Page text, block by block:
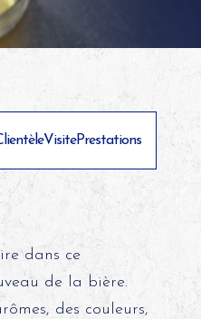
VisitePrestations
dans ce
de la bière.
des couleurs,